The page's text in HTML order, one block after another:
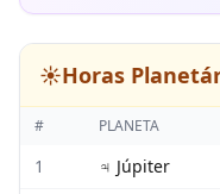
☀️Horas
# PLANETA
1 ♃ Júpiter